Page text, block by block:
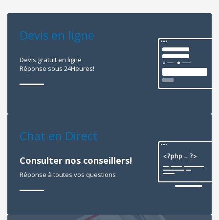
Devis en ligne
Devis gratuit en ligne
Réponse sous 24Heures!
Chat en Direct
Consulter nos conseillers!
Réponse à toutes vos questions